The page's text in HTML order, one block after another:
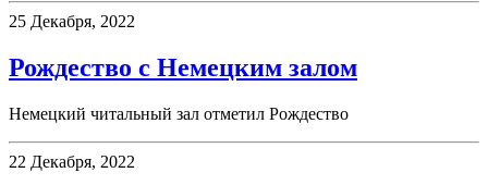
25 Декабря, 2022
Рождество с Немецким залом
Немецкий читальный зал отметил Рождество
22 Декабря, 2022